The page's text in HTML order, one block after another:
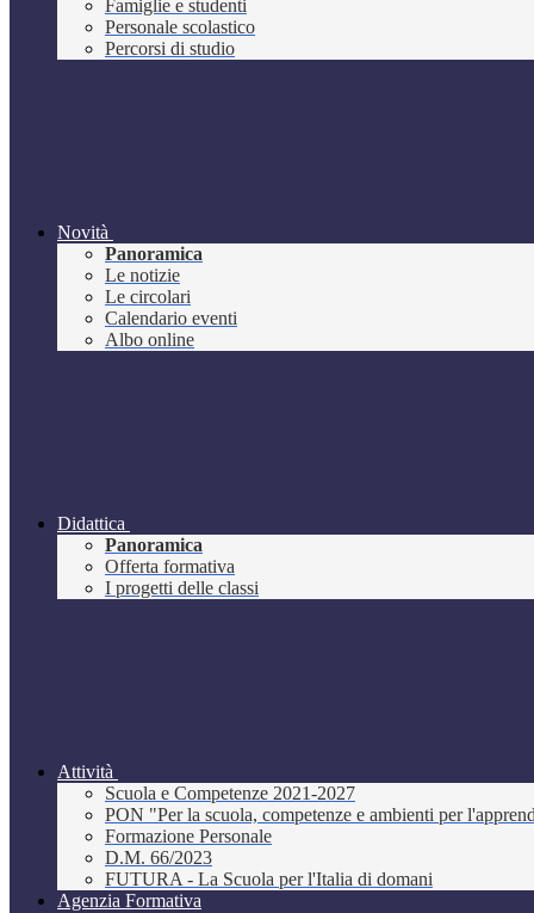
Famiglie e studenti
Personale scolastico
Percorsi di studio
Novità
Panoramica
Le notizie
Le circolari
Calendario eventi
Albo online
Didattica
Panoramica
Offerta formativa
I progetti delle classi
Attività
Scuola e Competenze 2021-2027
PON "Per la scuola, competenze e ambienti per
Formazione Personale
D.M. 66/2023
FUTURA - La Scuola per l'Italia di domani
Agenzia Formativa